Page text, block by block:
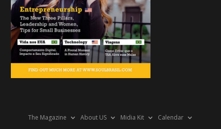
The Magazine About US Midia Kit Calendar